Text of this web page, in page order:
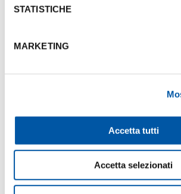
STATISTICHE
MARKETING
Accetta tutti
Accetta selezionati
Servizi
Realizzazione di format aziendali
Azioni promozionali e di comunicazione
Supporto e consulenza strategica
Creazione e distribuzione audiovisivi